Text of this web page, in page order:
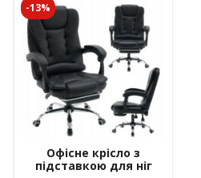
-13%
Офісне крісло з
підставкою для ніг